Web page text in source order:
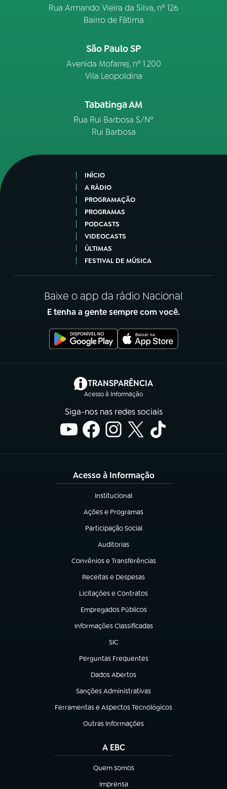
Rua Armando Vieira da Silva, nº 126
Bairro de Fátima
São Paulo SP
Avenida Mofarrej, nº 1.200
Vila Leopoldina
Tabatinga AM
Rua Rui Barbosa S/Nº
Rui Barbosa
INÍCIO
A RÁDIO
PROGRAMAÇÃO
PROGRAMAS
PODCASTS
VIDEOCASTS
ÚLTIMAS
FESTIVAL DE MÚSICA
Baixe o app da rádio Nacional
E tenha a gente sempre com você.
TRANSPARÊNCIA
Acesso à Informação
(abre em nova aba)
Siga-nos nas redes sociais
Acesso à Informação
Institucional
(abre em nova aba)
Ações e Programas
(abre em nova aba)
Participação Social
(abre em nova aba)
Auditorias
(abre em nova aba)
Convênios e Transferências
(abre em nova aba)
Receitas e Despesas
(abre em nova aba)
Licitações e Contratos
(abre em nova aba)
Empregados Públicos
(abre em nova aba)
Informações Classificadas
(abre em nova aba)
SIC
(abre em nova aba)
Perguntas Frequentes
(abre em nova aba)
Dados Abertos
(abre em nova aba)
Sanções Administrativas
(abre em nova aba)
Ferramentas e Aspectos Tecnológicos
(abre em nova aba)
Outras Informações
(abre em nova aba)
A EBC
Quem somos
(abre em nova aba)
Imprensa